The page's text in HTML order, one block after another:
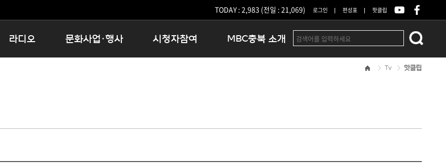
TODAY : 2,983 (전일 : 21,069) 로그인 편성표 핫클립
라디오 문화사업·행사
청원생명쌀 대청호마라톤
시청자참여 MBC충북 소개
결산공고
Tv 핫클립